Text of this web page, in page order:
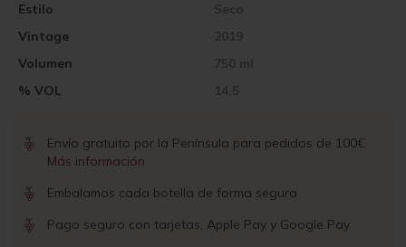
Vintage 2019
Volumen 750 ml
% VOL 14,5
Estilo Seco
Envío gratuito por la Península para pedidos de 100€
Más información
Embalamos cada botella de forma segura
Pago seguro con tarjetas, Apple Pay y Google Pay